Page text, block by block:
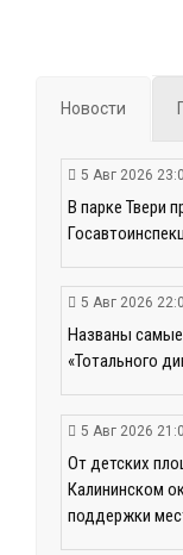
Новости
5 Авг 2026
В парке Твери
5 Авг 2026
Названы
«Тотального
5 Авг 2026
От детских
Калининском
поддержки